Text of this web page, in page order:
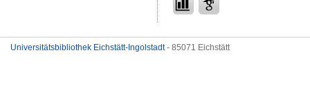
Universitätsbibliothek Eichstätt-Ingolstadt- 85071 Eichstätt